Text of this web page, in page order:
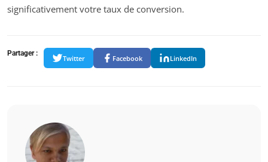
significativement votre taux de conversion.
Partager :
Twitter Facebook LinkedIn